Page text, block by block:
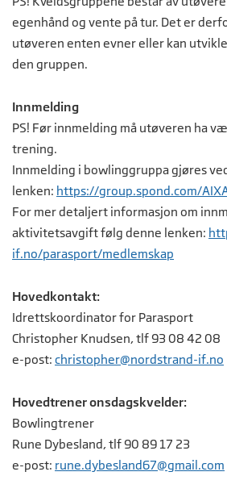
egenhånd og vente på tur. Det er
utøveren enten evner eller kan
den gruppen.
Innmelding
PS! Før innmelding må utøveren ha
trening.
Innmelding i bowlinggruppa gjøres
lenken: https://group.spond.com/
For mer detaljert informasjon om
aktivitetsavgift følg denne lenken:
if.no/parasport/medlemskap
Hovedkontakt:
Idrettskoordinator for Parasport
Christopher Knudsen, tlf 93 08 42 08
e-post: christopher@nordstrand-if.no
Hovedtrener onsdagskvelder:
Bowlingtrener
Rune Dybesland, tlf 90 89 17 23
e-post: rune.dybesland67@gmail.com